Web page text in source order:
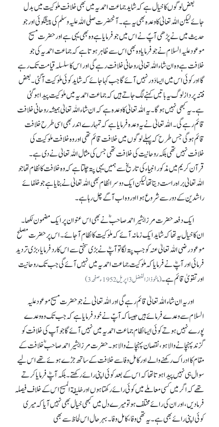
بعض لوگوں کا خیال ہے کہ شاید جماعت احمدیہ میں بھی خلافت ملوکیت میں بدل
جائے لیکن اللہ تعالیٰ کا وعدہ بھی یہ ہے۔ آنحضرت صلی اللہ علیہ وسلم کی پیشگوئی اور جو
حدیث میں نے پڑھی آپؐ نے اس میں جو فرمایا ہے وہ بھی یہی ہے اور حضرت مسیح
موعود علیہ السلام نے جو فرمایاوہ بھی اس سے ظاہر ہوتا ہے کہ جماعت احمدیہ کی جو
خلافت ہے وہ ان شاء اللہ تعالیٰ روحانی خلافت رہے گی اور اس کا سلسلہ قیامت تک رہے
گا اور کوئی اس میں ایسا دَور نہیں آئے گا جب کہا جائے کہ شاید کوئی ملوکیت آ گئی۔ بعض
فتنہ پرداز لوگ یہ باتیں کہنے لگ جاتے ہیں کہ جماعت احمدیہ میں ملوکیت پیدا ہو گئی
ہے۔ یہ کبھی نہیں ہو گا۔ یہ اللہ تعالیٰ کا وعدہ ہے کہ ان شاء اللہ تعالیٰ ہمیشہ روحانی خلافت
قائم رہے گی۔ اللہ تعالیٰ نے یہ وعدہ فرمایا ہے کہ تمہارے اندر بھی اسی طرح خلافت
قائم ہو گی جس طرح کہ پہلے لوگوں میں خلافت قائم تھی اور وہ خلافت ملوکیت کی
خلافت نہیں تھی بلکہ روحانیت کی خلافت تھی جس کی مثال اللہ تعالیٰ نے دی ہے۔
قرآن کریم میں مذکور انبیاء کی تاریخ سے ہمیں یہی پتہ چلتا ہے کہ وہ خلافت کا نظام تھا جو
اللہ تعالیٰ براہ راست دیتا تھا لیکن ایک دوسرا نظام بھی اللہ تعالیٰ نے بنایا ہے جو خلفائے
راشدین کے دور سے شروع ہوا اور وہ اب آگے چل رہا ہے۔
ایک دفعہ حضرت مرزا بشیر احمد صاحبؓ نے بھی اس عنوان پر ایک مضمون لکھا۔
ان کا خیال یہ تھاکہ شاید ایک زمانہ آئے کہ ملوکیت کا نظام آجائے۔ اس پر حضرت مصلح
موعود رضی اللہ تعالیٰ عنہ کو جب پتہ لگا تو آپؓ نے بڑی سختی سے اس کا رد فرمایا، بڑی تردید
فرمائی اور آپؓ نے فرمایا کہ ملوکیت جماعت احمدیہ میں نہیں آئے گی جب تک روحانیت
اور تقویٰ قائم ہے۔(ماخوذ از الفضل 3 اپریل 1952ء صفحہ 3)
اور یہ ان شاء اللہ تعالیٰ قائم رہے گی اور اللہ تعالیٰ نے جو حضرت مسیح موعود علیہ
السلام سے وعدے فرمائے ہیں جیسا کہ آپؑ نے خود فرمایا ہے کہ جب تک وہ وعدے
پورے نہیں ہوتے کوئی ایسا نظام جماعت احمدیہ میں نہیں آئے گا جو آپ کی خلافت کو
گزند پہنچانے والا ہو، نقصان پہنچانے والا ہو۔ حضرت مرزا بشیر احمد صاحبؓ خلافت کے
مقام کا ادراک رکھنے والے اور کامل وفا سے خلافت کے ساتھ جڑے ہوئے تھے اس لیے
سوال ہی نہیں پیدا ہوتا تھا کہ اس کے بعد کوئی اپنی رائے رکھتے۔ بلکہ آپؓ فرمایا کرتے
تھے کہ اگر میں کسی معاملے میں کوئی رائے رکھتا ہوں اور خلیفة المسیح اس کے خلاف فیصلہ
فرما دیں، اور ان کی رائے مختلف ہو تو میرے دل میں کبھی خیال بھی نہیں آیا کہ میری
کوئی اپنی رائے بھی ہے۔ یہ تھی وفا، کامل وفا۔ بہرحال اس لحاظ سے بھی